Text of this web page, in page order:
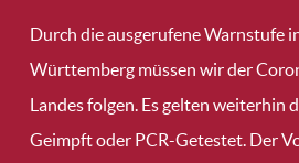
Durch die ausgerufene Warnstufe
Württemberg müssen wir der
Landes folgen. Es gelten weiterhin
Geimpft oder PCR-Getestet. Der